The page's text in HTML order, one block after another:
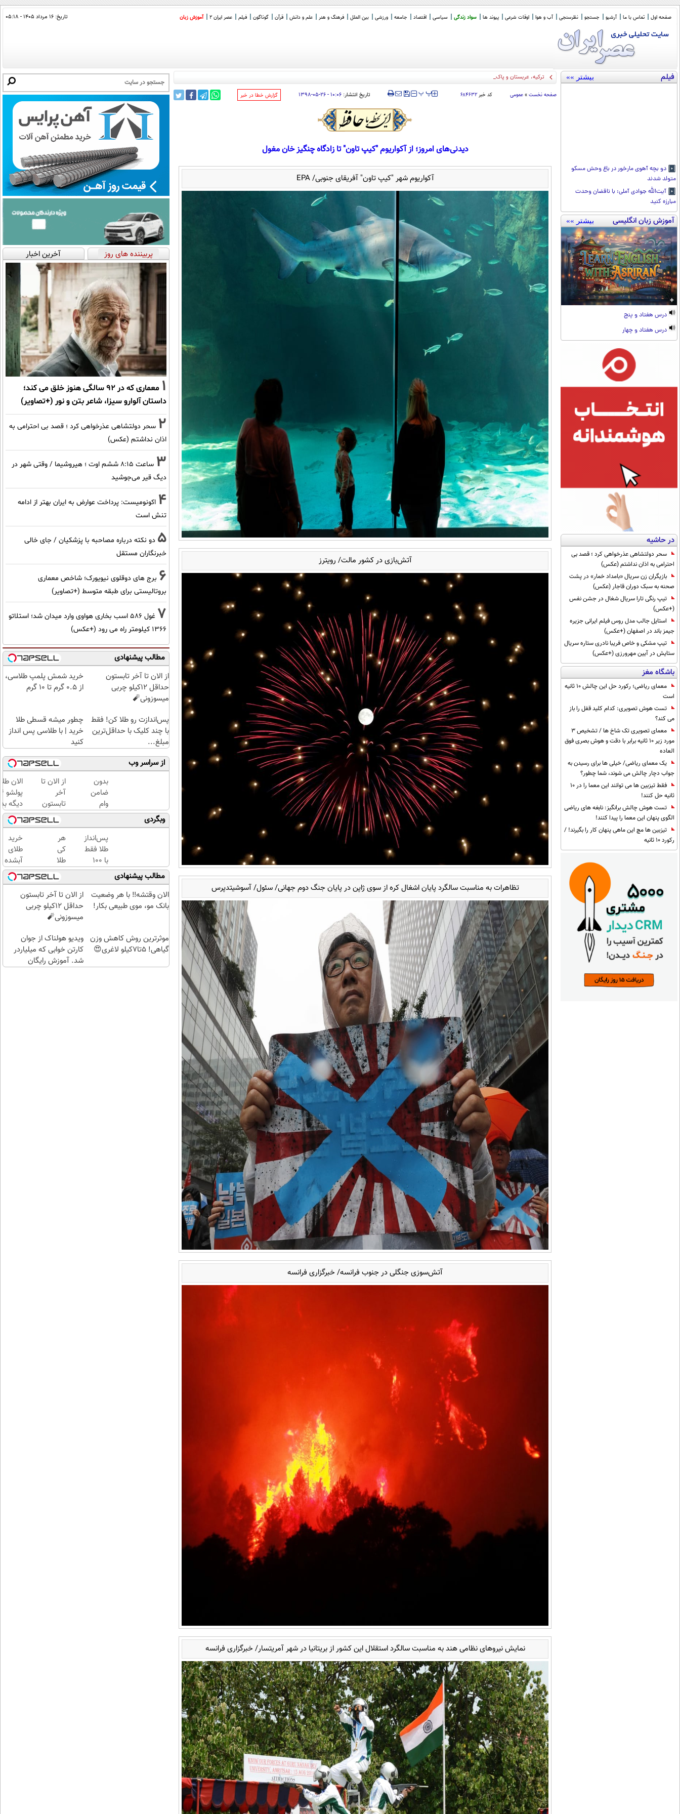
صفحه اول تماس با ما آرشیو جستجو نظرسنجی آب و هوا اوقات شرعی پیوند ها سواد زندگی سیاسی اقتصاد جامعه ورزشی بین الملل فرهنگ و هنر علم و دانش قرآن گوناگون فیلم عصر ایران 2 آموزش زبان تاریخ: ۱۶ مرداد ۱۴۰۵ - ۰۵:۱۸
فیلم بیشتر »»
دو بچه آهوی مارخور در باغ وحش مسکو
متولد شدند
آیت‌الله جوادی آملی: با ناقضان وحدت
مبارزه کنید
آموزش زبان انگلیسی بیشتر »»
درس هفتاد و پنج
درس هفتاد و چهار
در حاشیه
سحر دولتشاهی عذرخواهی کرد ؛ قصد بی
احترامی به اذان نداشتم (عکس)
بازیگران زن سریال «بامداد خمار» در پشت
صحنه به سبک دوران قاجار (عکس)
تیپ رنگی تارا سریال شغال در جشن نفس
(+عکس)
استایل جالب مدل روس فیلم ایرانی جزیره
جیمز باند در اصفهان (+عکس)
تیپ مشکی و خاص فریبا نادری ستاره سریال
ستایش در آیین مهرورزی (+عکس)
باشگاه مغز
معمای ریاضی؛ رکورد حل این چالش 10 ثانیه
است
تست هوش تصویری: کدام کلید قفل را باز
می کند؟
معمای تصویری تک شاخ ها / تشخیص 3
مورد زیر 10 ثانیه برابر با دقت و هوش بصری فوق
العاده
یک معمای ریاضی/ خیلی ها برای رسیدن به
جواب دچار چالش می شوند، شما چطور؟
فقط تیزبین ها می توانند این معما را در 10
ثانیه حل کنند!
تست هوش چالش برانگیز: نابغه های ریاضی
الگوی پنهان این معما را پیدا کنند!
تیزبین ها مچ این ماهی پنهان کار را بگیرند! /
رکورد 10 ثانیه
ترکیه، عربستان و پاکستان امروز در جده توافقنامه نظامی مشترک
صفحه نخست » عمومی کد خبر۶۸۴۶۳۲ ‍‍‍ پ پ تاریخ انتشار:۱۰:۰۶ - ۲۶-۰۵-۱۳۹۸ ‌گزارش خطا در خبر
دیدنی‌های امروز؛ از آکواریوم "کیپ تاون" تا زادگاه چنگیز خان مغول
آکواریوم شهر "کیپ‌ تاون" آفریقای جنوبی/ EPA
آتش‌بازی در کشور مالت/ رویترز
تظاهرات به مناسبت سالگرد پایان اشغال کره از سوی ژاپن در پایان جنگ دوم جهانی/ سئول/ آسوشیتدپرس
آتش‌سوزی جنگلی در جنوب فرانسه/ خبرگزاری فرانسه
نمایش نیروهای نظامی هند به مناسبت سالگرد استقلال این کشور از بریتانیا در شهر آمریتسار/ خبرگزاری فرانسه
پربیننده های روز آخرین اخبار
1
معماری که در 92 سالگی هنوز خلق می کند؛
داستان آلوارو سیزا، شاعر بتن و نور (+تصاویر)
2 سحر دولتشاهی عذرخواهی کرد ؛ قصد بی احترامی به
اذان نداشتم (عکس)
3
ساعت ۸:۱۵ ششم اوت ؛ هیروشیما / وقتی شهر در
دیگ قیر می‌جوشید
4 اکونومیست: پرداخت عوارض به ایران بهتر از ادامه
تنش است
5 دو نکته درباره مصاحبه با پزشکیان / جای خالی
خبرنگاران مستقل
6 برج های دوقلوی نیویورک؛ شاخص معماری
بروتالیستی برای طبقه متوسط (+تصاویر)
7
غول 586 اسب بخاری هواوی وارد میدان شد؛ استلاتو
1366 کیلومتر راه می رود (+عکس)
مطالب پیشنهادی
از الان تا آخر تابستون
حداقل 12کیلو چربی
میسوزونی🧨
خرید شمش پلمپ طلاسی،
از ۰.۵ گرم تا ۱۰ گرم
پس‌اندازت رو طلا کن! فقط
با چند کلیک با حداقل‌ترین
مبلغ...
چطور میشه قسطی طلا
خرید | با طلاسی پس انداز
کنید
از سراسر وب
بدون
ضامن
وام
بگیر،
طلا
بخر
😍
از الان تا
آخر
تابستون
حداقل
12کیلو
چربی
میسوزونی
🧨
الان
دیگه
طلا با
بی‌بهره
وبگردی
پس‌انداز
طلا فقط
با ۱۰۰
هزارتومان
(امن و
راحت)
هر
کی
طلا
داره،
غم
نداره!
😊💎
(خرید
چند
کلیک)
خرید
طلای
آبشده
حتی با
۱۰۰هزارتومان
مطالب پیشنهادی
الان وقتشه‼️ با هر وضعیت
بانک مو، موی طبیعی بکار!
از الان تا آخر تابستون
حداقل 12کیلو چربی
میسوزونی🧨
موثرترین روش کاهش وزن
گیاهی! 5تا۷کیلو لاغری😍
ویدیو هولناک از جوان
کارتن خوابی که میلیاردر
شد. آموزش رایگان